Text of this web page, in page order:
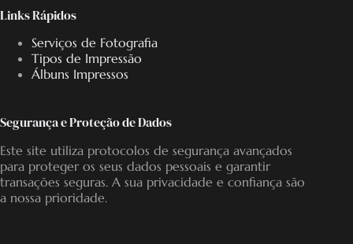
Links Rápidos
Serviços de Fotografia
Tipos de Impressão
Álbuns Impressos
Segurança e Proteção de Dados
Este site utiliza protocolos de segurança avançados
para proteger os seus dados pessoais e garantir
transações seguras. A sua privacidade e confiança são
a nossa prioridade.